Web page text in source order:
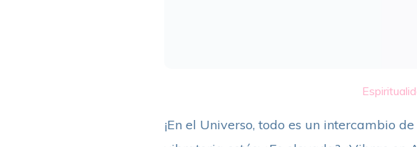
¡En el Universo, todo es un intercambio